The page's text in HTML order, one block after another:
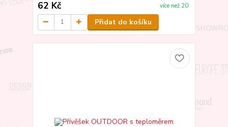
62 Kč více než 20
Přidat do košíku